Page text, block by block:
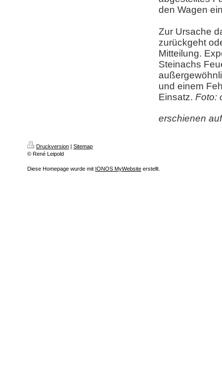
den Wagen
Zur Ursache
zurückgeht
Mitteilung.
Steinachs
und einem
Einsatz. Foto:
erschienen
Druckversion | Sitemap
© René Leipold
Diese Homepage wurde mit IONOS MyWebsite erstellt.